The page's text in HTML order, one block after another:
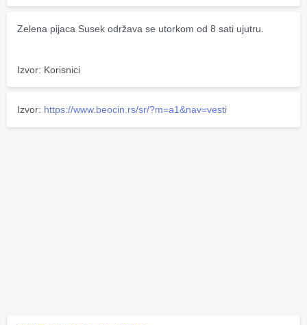
Zelena pijaca Susek održava se utorkom od 8 sati ujutru.
Izvor: Korisnici
Izvor: https://www.beocin.rs/sr/?m=a1&nav=vesti